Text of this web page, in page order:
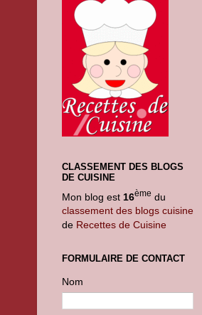
CLASSEMENT DES BLOGS
DE CUISINE
Mon blog est 16ème du
classement des blogs cuisine
de Recettes de Cuisine
FORMULAIRE DE CONTACT
Nom